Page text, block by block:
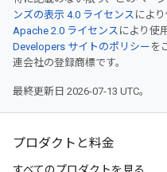
ンズの表示 4.0 ライセンス によ
Apache 2.0 ライセンス により使
Developers サイトのポリシー を
連会社の登録商標です。
最終更新日 2026-07-13 UTC。
プロダクトと料金